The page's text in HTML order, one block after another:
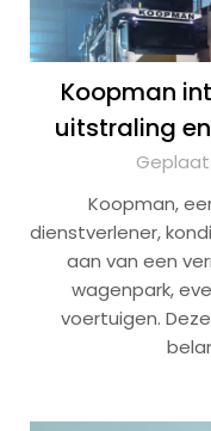
Koopman
uitstraling
Koopman,
dienstverlener,
aan van een
wagenpark,
voertuigen.